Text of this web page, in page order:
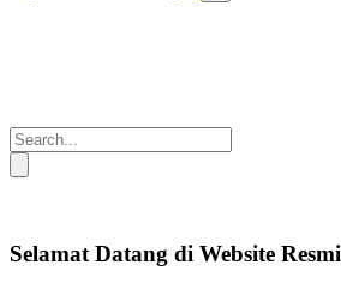
Selamat Datang di Website Resmi